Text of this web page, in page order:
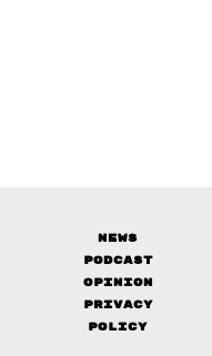
News
Podcast
Opinion
Privacy
Policy